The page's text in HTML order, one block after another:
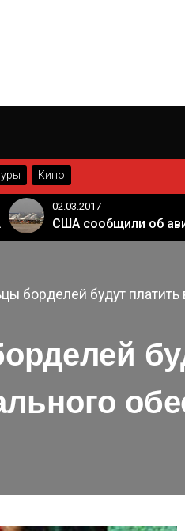
Кино
02.03.2017
борделей будут